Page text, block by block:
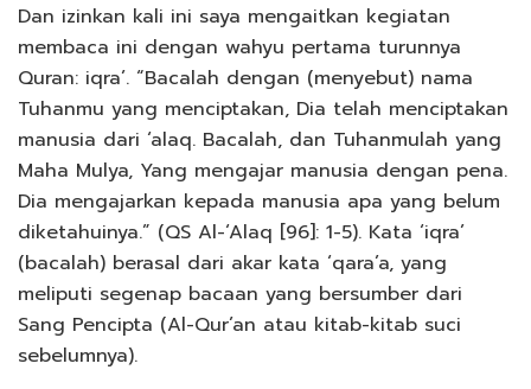
Dan izinkan kali ini saya mengaitkan kegiatan
membaca ini dengan wahyu pertama turunnya
Quran: iqra’. “Bacalah dengan (menyebut) nama
Tuhanmu yang menciptakan, Dia telah menciptakan
manusia dari ‘alaq. Bacalah, dan Tuhanmulah yang
Maha Mulya, Yang mengajar manusia dengan pena.
Dia mengajarkan kepada manusia apa yang belum
diketahuinya.” (QS Al-‘Alaq [96]: 1-5). Kata ‘iqra’
(bacalah) berasal dari akar kata ‘qara’a, yang
meliputi segenap bacaan yang bersumber dari
Sang Pencipta (Al-Qur’an atau kitab-kitab suci
sebelumnya).